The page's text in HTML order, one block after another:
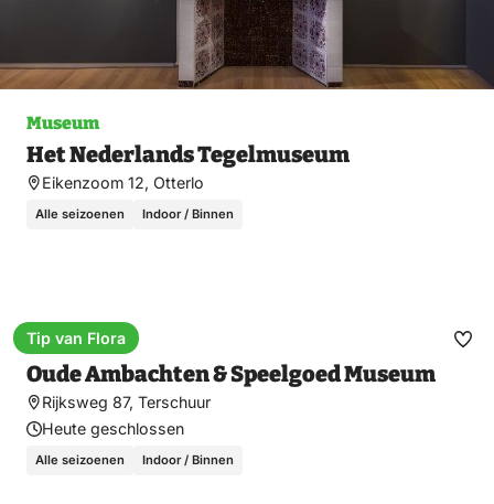
Museum
Het Nederlands Tegelmuseum
Eikenzoom 12, Otterlo
Alle seizoenen Indoor / Binnen
Museum
Oude Ambachten & Speelgoed Museum
Rijksweg 87, Terschuur
Heute geschlossen
Alle seizoenen Indoor / Binnen
Tip van Flora